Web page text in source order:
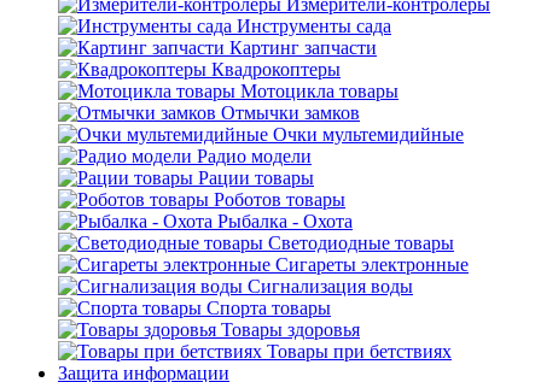
Измерители-контролеры
Инструменты сада
Картинг запчасти
Квадрокоптеры
Мотоцикла товары
Отмычки замков
Очки мультемидийные
Радио модели
Рации товары
Роботов товары
Рыбалка - Охота
Светодиодные товары
Сигареты электронные
Сигнализация воды
Спорта товары
Товары здоровья
Товары при бетствиях
Защита информации